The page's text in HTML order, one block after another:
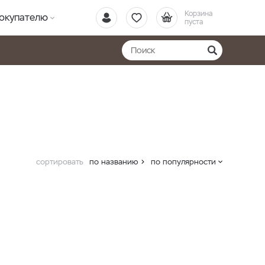
Корзина
пуста
сортировать по названию по популярности